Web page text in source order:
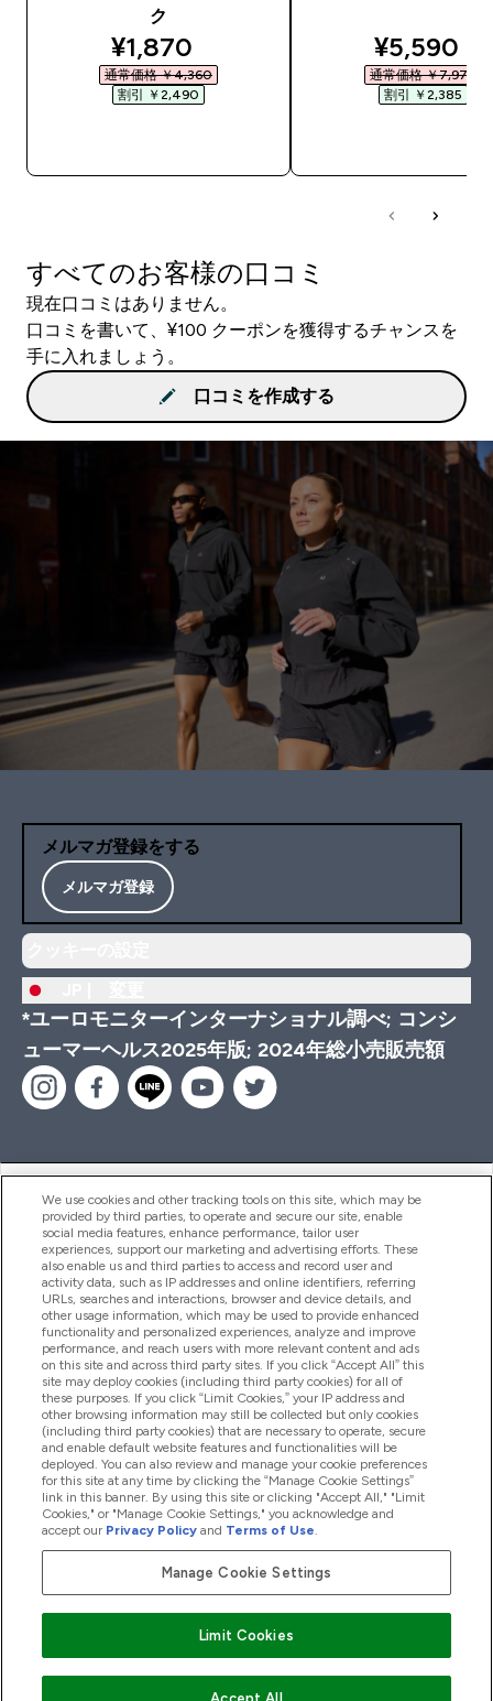
ク
discounted price
¥1,870‎
通常価格 ￥4,360‎
割引 ￥2,490‎
¥5,590‎
通常価格 ￥7,975‎
割引 ￥2,385‎
すべてのお客様の口コミ
現在口コミはありません。
口コミを書いて、¥100 クーポンを獲得するチャンスを
手に入れましょう。
口コミを作成する
メルマガ登録をする
メルマガ登録
*ユーロモニターインターナショナル調べ; コンシ
ューマーヘルス2025年版; 2024年総小売販売額
ヘルプ＆ガイド
商品について
会社概要
特典＆ポイント
2026 The Hut.com Ltd
Pay with
We use cookies and other tracking tools on this site, which may be
provided by third parties, to operate and secure our site, enable
social media features, enhance performance, tailor user
experiences, support our marketing and advertising efforts. These
also enable us and third parties to access and record user and
activity data, such as IP addresses and online identifiers, referring
URLs, searches and interactions, browser and device details, and
other usage information, which may be used to provide enhanced
functionality and personalized experiences, analyze and improve
performance, and reach users with more relevant content and ads
on this site and across third party sites. If you click “Accept All” this
site may deploy cookies (including third party cookies) for all of
these purposes. If you click “Limit Cookies,” your IP address and
other browsing information may still be collected but only cookies
(including third party cookies) that are necessary to operate, secure
and enable default website features and functionalities will be
deployed. You can also review and manage your cookie preferences
for this site at any time by clicking the “Manage Cookie Settings”
link in this banner. By using this site or clicking "Accept All," "Limit
Cookies," or "Manage Cookie Settings," you acknowledge and
accept our Privacy Policy and Terms of Use.
Manage Cookie Settings
Limit Cookies